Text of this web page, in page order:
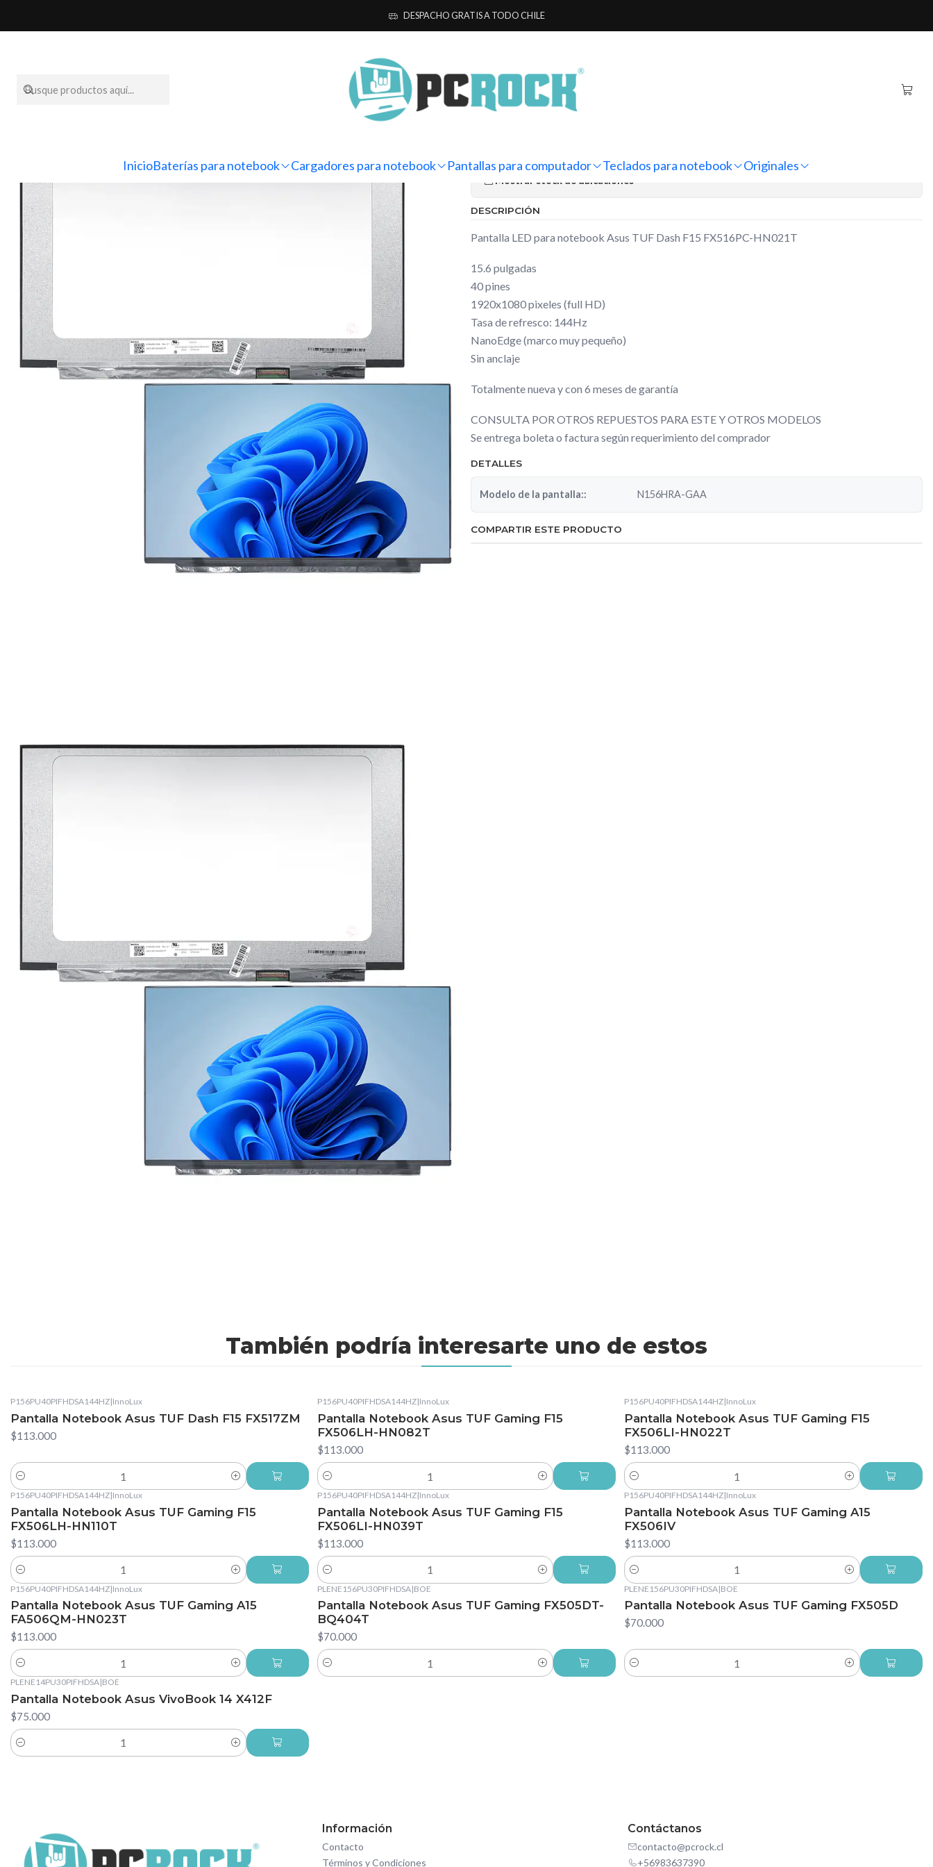
InicioBaterías para notebook Cargadores para notebook Pantallas para computador Teclados para notebook Originales
DESPACHO GRATIS A TODO CHILE
Notebook Asus Pantalla Notebook Asus TUF Dash F15 FX516PC-HN021T
Pantalla Notebook Asus TUF Dash F15
FX516PC-HN021T
Mostrar stock de ubicaciones
DESCRIPCIÓN
Pantalla LED para notebook Asus TUF Dash F15 FX516PC-HN021T
15.6 pulgadas
40 pines
1920x1080 pixeles (full HD)
Tasa de refresco: 144Hz
NanoEdge (marco muy pequeño)
Sin anclaje
Totalmente nueva y con 6 meses de garantía
CONSULTA POR OTROS REPUESTOS PARA ESTE Y OTROS MODELOS
Se entrega boleta o factura según requerimiento del comprador
DETALLES
Modelo de la pantalla:: N156HRA-GAA
COMPARTIR ESTE PRODUCTO
También podría interesarte uno de estos
P156PU40PIFHDSA144HZ|InnoLux
Pantalla Notebook Asus TUF Dash F15 FX517ZM
$113.000
Cantidad
P156PU40PIFHDSA144HZ|InnoLux
Pantalla Notebook Asus TUF Gaming F15
FX506LH-HN082T
$113.000
Cantidad
P156PU40PIFHDSA144HZ|InnoLux
Pantalla Notebook Asus TUF Gaming F15
FX506LI-HN022T
$113.000
Cantidad
P156PU40PIFHDSA144HZ|InnoLux
Pantalla Notebook Asus TUF Gaming F15
FX506LH-HN110T
$113.000
Cantidad
P156PU40PIFHDSA144HZ|InnoLux
Pantalla Notebook Asus TUF Gaming F15
FX506LI-HN039T
$113.000
Cantidad
P156PU40PIFHDSA144HZ|InnoLux
Pantalla Notebook Asus TUF Gaming A15
FX506IV
$113.000
Cantidad
P156PU40PIFHDSA144HZ|InnoLux
Pantalla Notebook Asus TUF Gaming A15
FA506QM-HN023T
$113.000
Cantidad
PLENE156PU30PIFHDSA|BOE
Pantalla Notebook Asus TUF Gaming FX505DT-
BQ404T
$70.000
Cantidad
PLENE156PU30PIFHDSA|BOE
Pantalla Notebook Asus TUF Gaming FX505D
$70.000
Cantidad
PLENE14PU30PIFHDSA|BOE
Pantalla Notebook Asus VivoBook 14 X412F
$75.000
Cantidad
Información
Contacto
Términos y Condiciones
Contáctanos
contacto@pcrock.cl
+56983637390